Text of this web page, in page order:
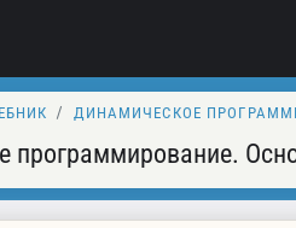
ДИНАМИЧЕСКОЕ
программирование.